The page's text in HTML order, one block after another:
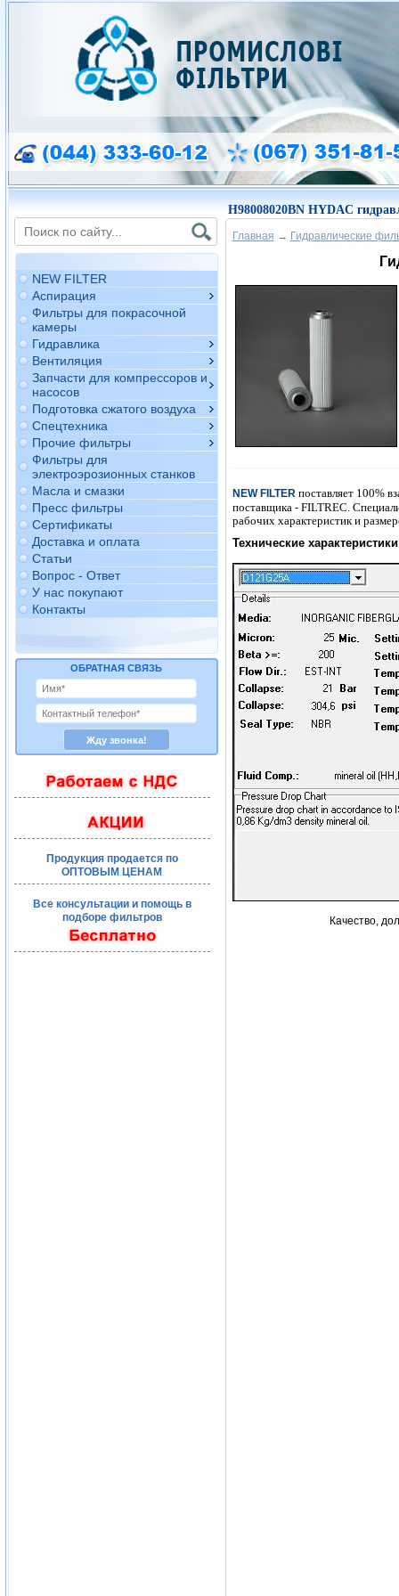
NEW FILTER
Аспирация
Фильтры для покрасочной
камеры
Гидравлика
Вентиляция
Запчасти для компрессоров и
насосов
Подготовка сжатого воздуха
Спецтехника
Прочие фильтры
Фильтры для
электроэрозионных станков
Масла и смазки
Пресс фильтры
Сертификаты
Доставка и оплата
Статьи
Вопрос - Ответ
У нас покупают
Контакты
ОБРАТНАЯ СВЯЗЬ
Продукция продается по
ОПТОВЫМ ЦЕНАМ
Все консультации и помощь в
подборе фильтров
H98008020BN HYDAC
Главная → Гидравлические
NEW FILTER поставляет 100%
поставщика - FILTREC.
рабочих характеристик и
Технические
Качество,